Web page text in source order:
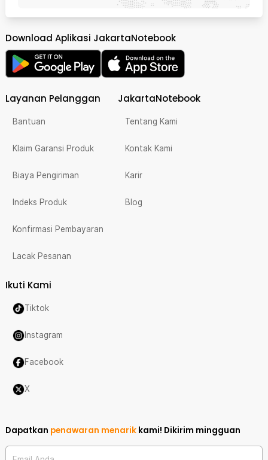
Download Aplikasi JakartaNotebook
Layanan Pelanggan
Bantuan
Klaim Garansi Produk
Biaya Pengiriman
Indeks Produk
Konfirmasi Pembayaran
Lacak Pesanan
JakartaNotebook
Tentang Kami
Kontak Kami
Karir
Blog
Ikuti Kami
Tiktok
Instagram
Facebook
X
Dapatkan penawaran menarik kami! Dikirim mingguan